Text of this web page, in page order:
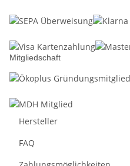
Mitgliedschaft
Hersteller
FAQ